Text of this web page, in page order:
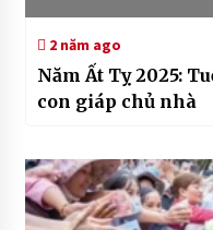
2 năm ago
Năm Ất Tỵ 2025:
con giáp chủ nhà